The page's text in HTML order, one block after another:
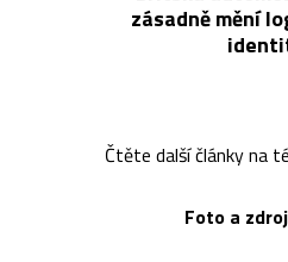
zásadně mění
Čtěte další články na
Foto a